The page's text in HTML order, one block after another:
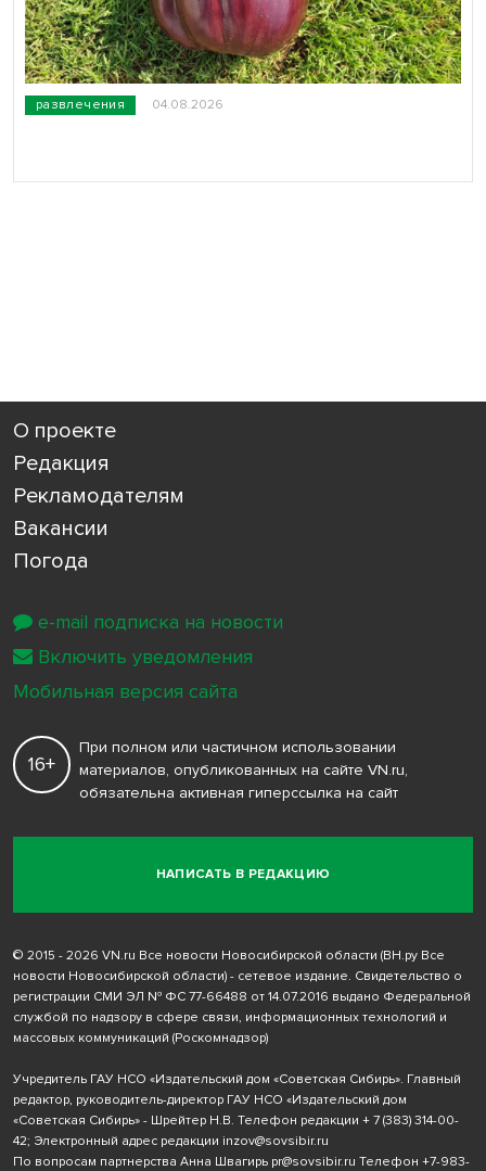
развлечения 04.08.2026
О проекте
Редакция
Рекламодателям
Вакансии
Погода
НАПИСАТЬ В РЕДАКЦИЮ
16+
При полном или частичном использовании
материалов, опубликованных на сайте VN.ru,
обязательна активная гиперссылка на сайт
© 2015 - 2026 VN.ru Все новости Новосибирской области (ВН.ру Все
новости Новосибирской области) - сетевое издание. Свидетельство о
регистрации СМИ ЭЛ № ФС 77-66488 от 14.07.2016 выдано Федеральной
службой по надзору в сфере связи, информационных технологий и
массовых коммуникаций (Роскомнадзор)
Учредитель ГАУ НСО «Издательский дом «Советская Сибирь». Главный
редактор, руководитель-директор ГАУ НСО «Издательский дом
«Советская Сибирь» - Шрейтер Н.В. Телефон редакции + 7 (383) 314-00-
42; Электронный адрес редакции inzov@sovsibir.ru
По вопросам партнерства Анна Швагирь pr@sovsibir.ru Телефон +7-983-
e-mail подписка на новости
Включить уведомления
Мобильная версия сайта